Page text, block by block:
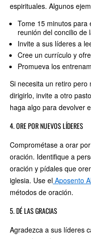
espirituales. Algunos
Tome 15 minutos
reunión del concilio de
Invite a sus líderes a
Cree un currículo y
Promueva los
Si necesita un retiro
dirigirlo, invite a otro
haga algo para devolver
4. ORE POR NUEVOS LÍDERES
Comprométase a orar
oración. Identifique a
oración y pídales que
iglesia. Use el Aposento
métodos de oración.
5. DÉ LAS GRACIAS
Agradezca a sus líderes